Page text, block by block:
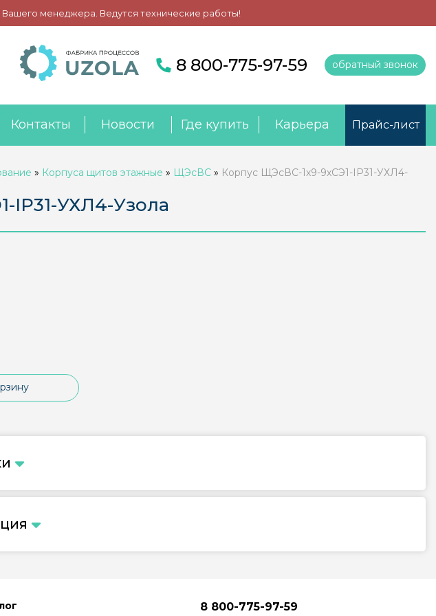
Вашего менеджера. Ведутся технические работы!
8 800-775-97-59 обратный звонок
Контакты Новости Где купить Карьера Прайс-лист
» Корпуса щитов этажные » ЩЭсВС » Корпус ЩЭсВС-1х9-9хСЭ1-IP31-УХЛ4-
IP31-УХЛ4-Узола
8 800-775-97-59